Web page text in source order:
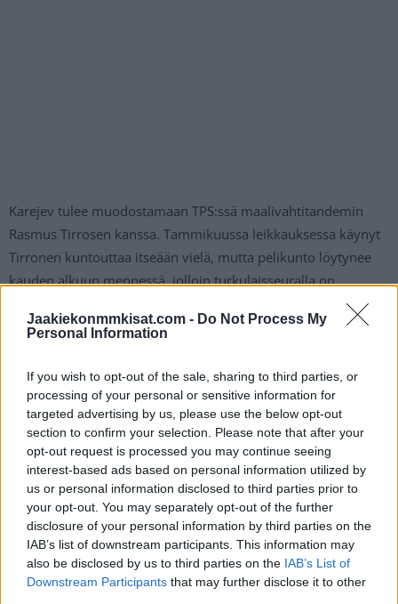
Jaakiekonmmkisat.com - Do Not Process My
Personal Information
If you wish to opt-out of the sale, sharing to third parties, or
processing of your personal or sensitive information for
targeted advertising by us, please use the below opt-out
section to confirm your selection. Please note that after your
opt-out request is processed you may continue seeing
interest-based ads based on personal information utilized by
us or personal information disclosed to third parties prior to
your opt-out. You may separately opt-out of the further
disclosure of your personal information by third parties on the
IAB’s list of downstream participants. This information may
also be disclosed by us to third parties on the IAB’s List of
Downstream Participants that may further disclose it to other
Karejev tulee muodostamaan TPS:ssä maalivahtitandemin
Rasmus Tirrosen kanssa. Tammikuussa leikkauksessa käynyt
Tirronen kuntouttaa itseään vielä, mutta pelikunto löytynee
kauden alkuun mennessä, jolloin turkulaisseuralla on
siirtyy Jokereiden riveihin
Edellinen artikkeli
Leijonissa MM-hopeaa
Seuraava artikkeli
Jori Lehterä jatkaa uraansa